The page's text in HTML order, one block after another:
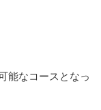
能なコースとなっ